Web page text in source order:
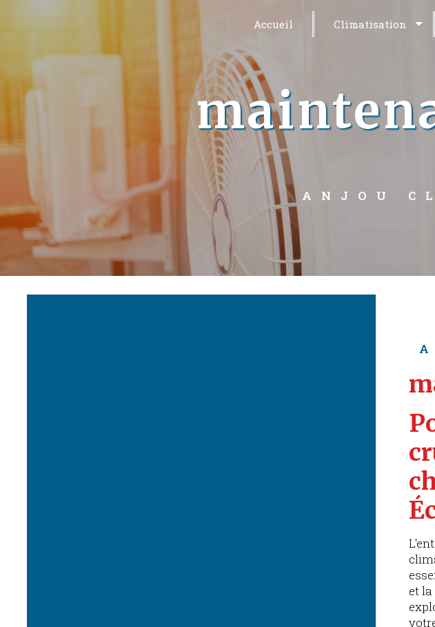
Accueil Climatisation
ANJOU
et